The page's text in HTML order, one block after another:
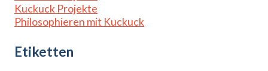
Kuckuck Projekte
Philosophieren mit Kuckuck
Etiketten